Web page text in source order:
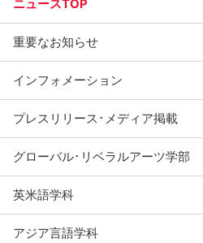
ニュースTOP
重要なお知らせ
インフォメーション
プレスリリース･メディア掲載
グローバル･リベラルアーツ学部
英米語学科
アジア言語学科